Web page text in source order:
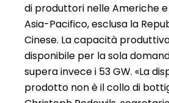
di produttori nelle Americhe
Asia-Pacifico, esclusa la
Cinese. La capacità
disponibile per la sola
supera invece i 53 GW. «La
prodotto non è il collo di